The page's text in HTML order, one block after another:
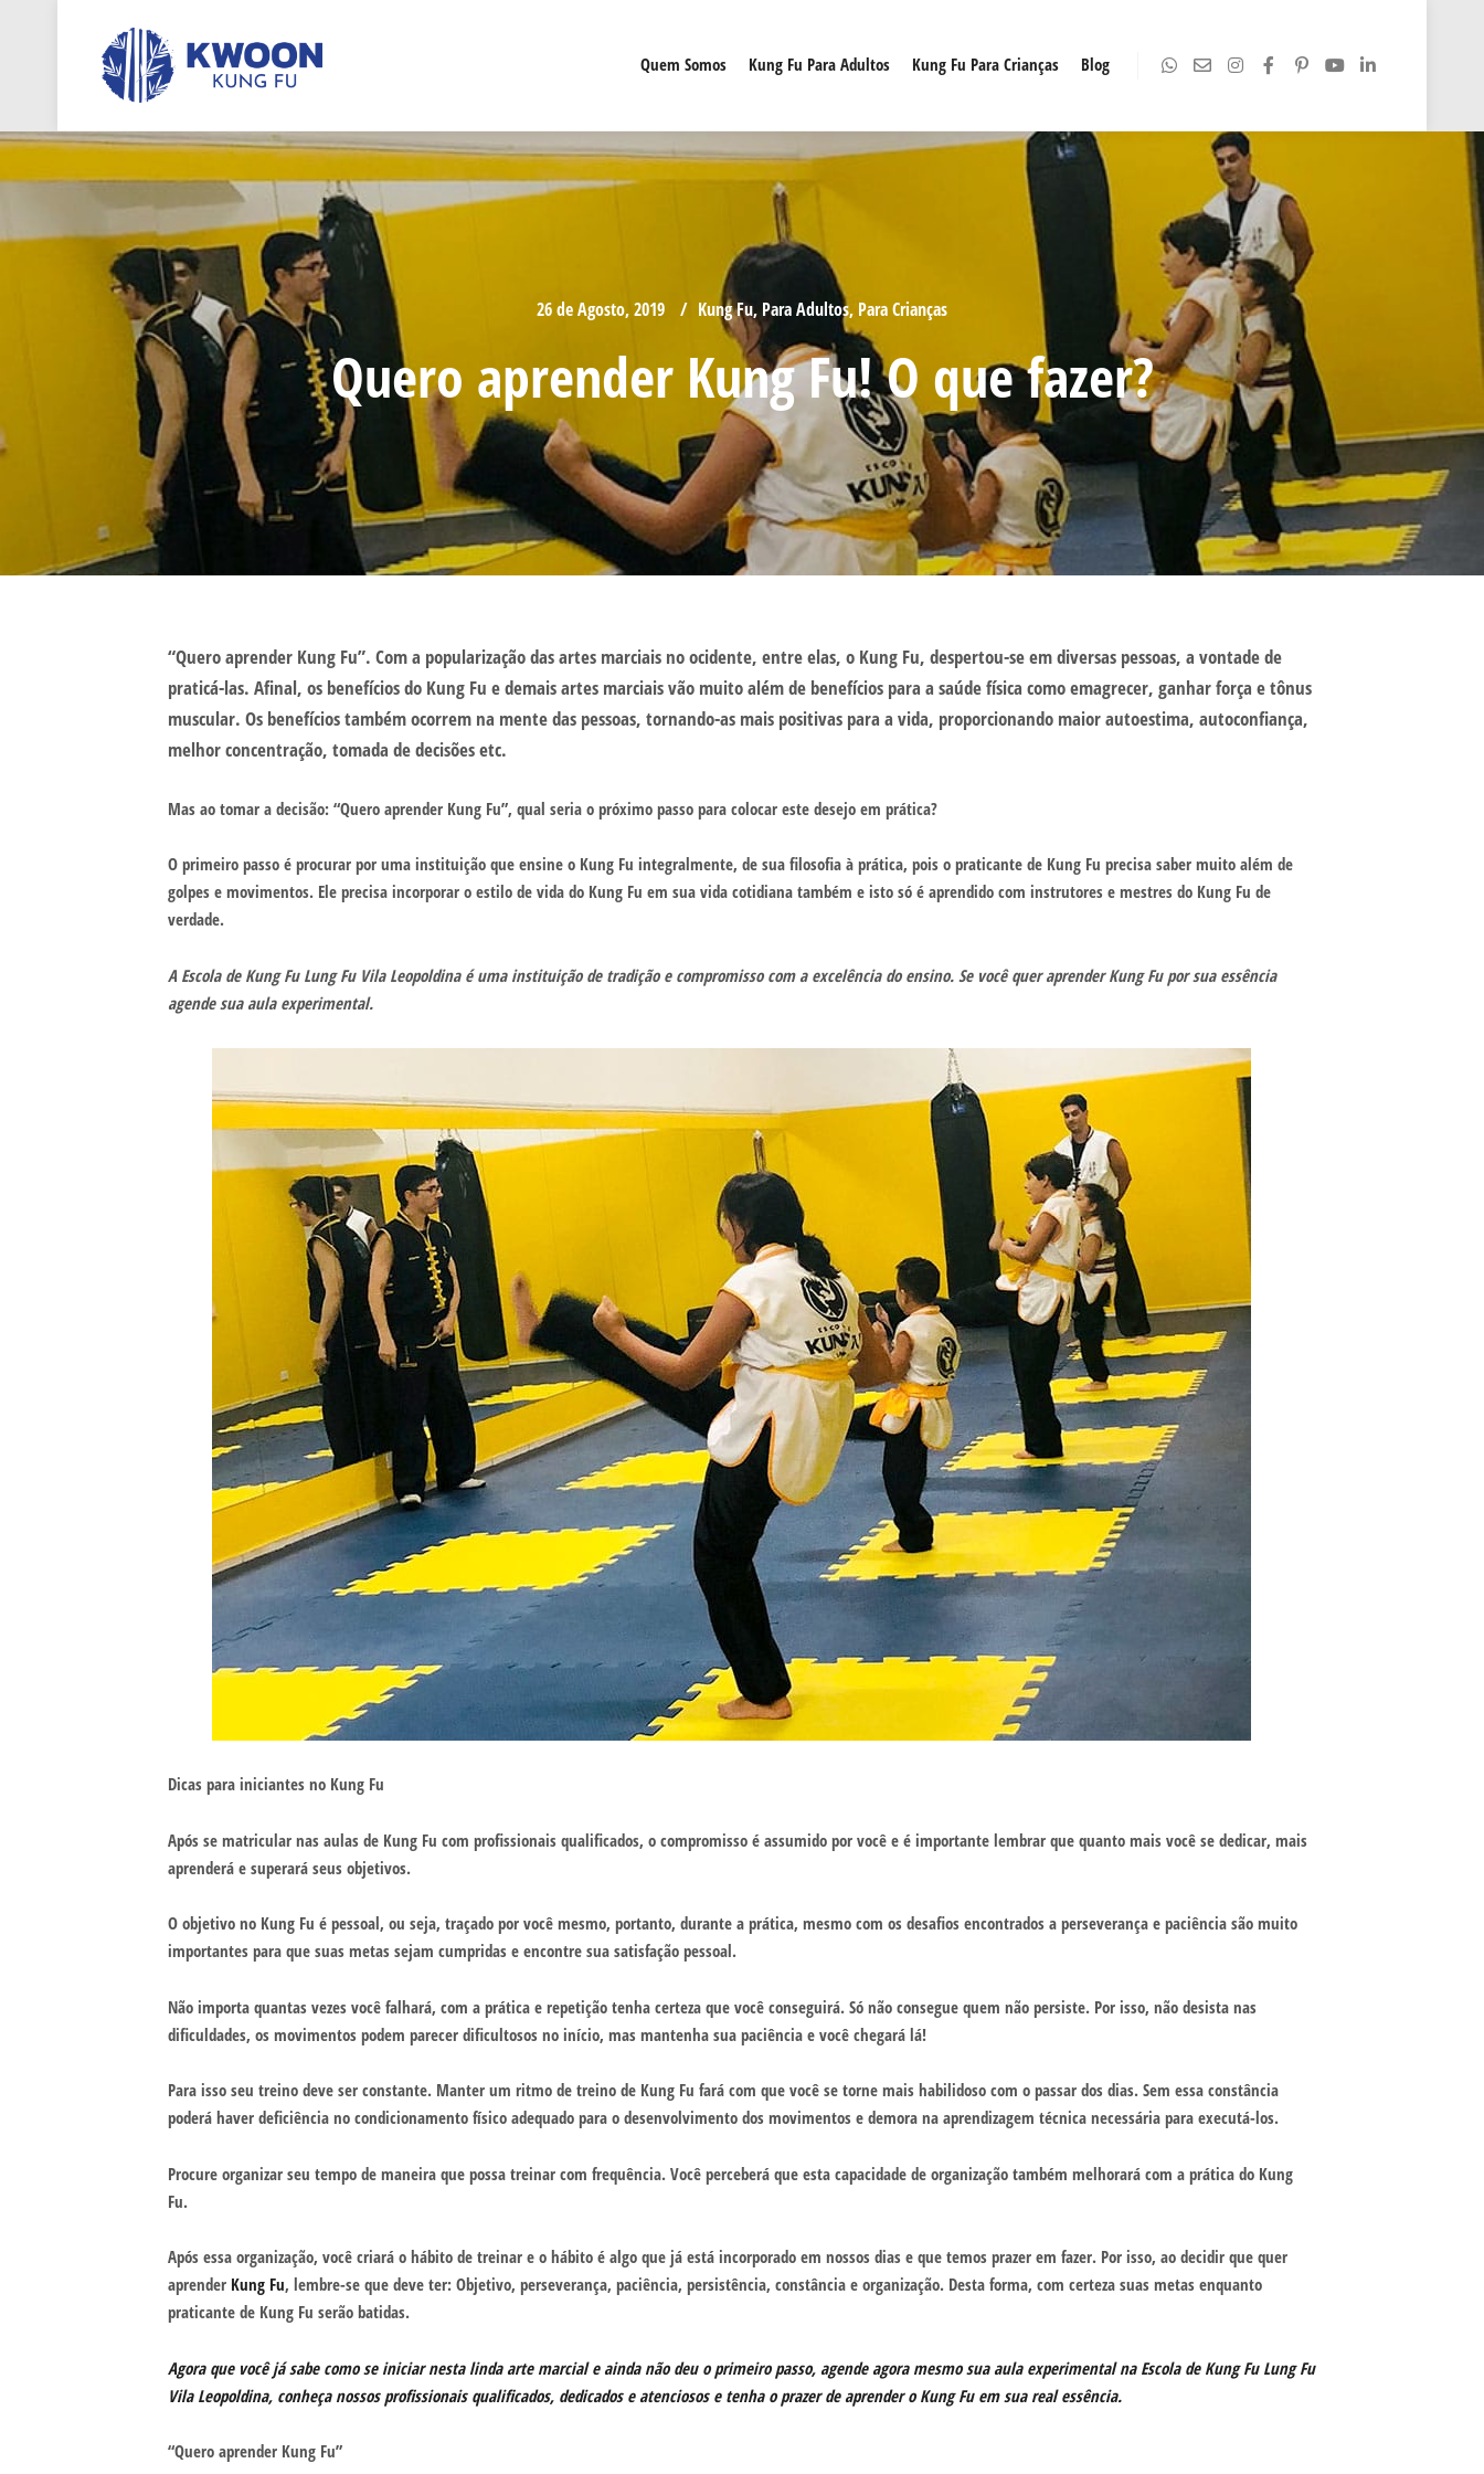
Quem Somos Kung Fu Para Adultos Kung Fu Para Crianças Blog
26 de Agosto, 2019 Kung Fu, Para Adultos, Para Crianças
Quero aprender Kung Fu! O que fazer?
“Quero aprender Kung Fu”. Com a popularização das artes marciais no ocidente, entre elas, o Kung Fu, despertou-se em diversas pessoas, a vontade de
praticá-las. Afinal, os benefícios do Kung Fu e demais artes marciais vão muito além de benefícios para a saúde física como emagrecer, ganhar força e tônus
muscular. Os benefícios também ocorrem na mente das pessoas, tornando-as mais positivas para a vida, proporcionando maior autoestima, autoconfiança,
melhor concentração, tomada de decisões etc.
Mas ao tomar a decisão: “Quero aprender Kung Fu”, qual seria o próximo passo para colocar este desejo em prática?
O primeiro passo é procurar por uma instituição que ensine o Kung Fu integralmente, de sua filosofia à prática, pois o praticante de Kung Fu precisa saber muito além de
golpes e movimentos. Ele precisa incorporar o estilo de vida do Kung Fu em sua vida cotidiana também e isto só é aprendido com instrutores e mestres do Kung Fu de
verdade.
A Escola de Kung Fu Lung Fu Vila Leopoldina é uma instituição de tradição e compromisso com a excelência do ensino. Se você quer aprender Kung Fu por sua essência
agende sua aula experimental.
Dicas para iniciantes no Kung Fu
Após se matricular nas aulas de Kung Fu com profissionais qualificados, o compromisso é assumido por você e é importante lembrar que quanto mais você se dedicar, mais
aprenderá e superará seus objetivos.
O objetivo no Kung Fu é pessoal, ou seja, traçado por você mesmo, portanto, durante a prática, mesmo com os desafios encontrados a perseverança e paciência são muito
importantes para que suas metas sejam cumpridas e encontre sua satisfação pessoal.
Não importa quantas vezes você falhará, com a prática e repetição tenha certeza que você conseguirá. Só não consegue quem não persiste. Por isso, não desista nas
dificuldades, os movimentos podem parecer dificultosos no início, mas mantenha sua paciência e você chegará lá!
Para isso seu treino deve ser constante. Manter um ritmo de treino de Kung Fu fará com que você se torne mais habilidoso com o passar dos dias. Sem essa constância
poderá haver deficiência no condicionamento físico adequado para o desenvolvimento dos movimentos e demora na aprendizagem técnica necessária para executá-los.
Procure organizar seu tempo de maneira que possa treinar com frequência. Você perceberá que esta capacidade de organização também melhorará com a prática do Kung
Fu.
Após essa organização, você criará o hábito de treinar e o hábito é algo que já está incorporado em nossos dias e que temos prazer em fazer. Por isso, ao decidir que quer
aprender Kung Fu, lembre-se que deve ter: Objetivo, perseverança, paciência, persistência, constância e organização. Desta forma, com certeza suas metas enquanto
praticante de Kung Fu serão batidas.
Agora que você já sabe como se iniciar nesta linda arte marcial e ainda não deu o primeiro passo, agende agora mesmo sua aula experimental na Escola de Kung Fu Lung Fu
Vila Leopoldina, conheça nossos profissionais qualificados, dedicados e atenciosos e tenha o prazer de aprender o Kung Fu em sua real essência.
“Quero aprender Kung Fu”